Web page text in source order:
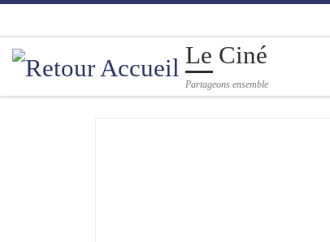
Le Ciné
Partageons ensemble